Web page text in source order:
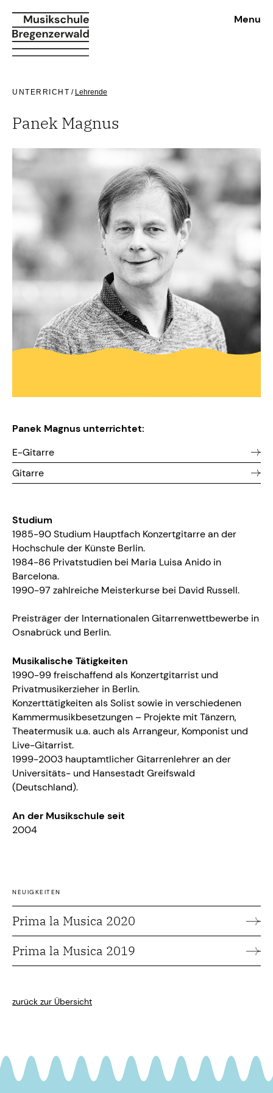
Menu
UNTERRICHT / Lehrende
Panek Magnus
Panek Magnus unterrichtet:
E-Gitarre
Gitarre
Studium
1985-90 Studium Hauptfach Konzertgitarre an der
Hochschule der Künste Berlin.
1984-86 Privatstudien bei Maria Luisa Anido in
Barcelona.
1990-97 zahlreiche Meisterkurse bei David Russell.
Preisträger der Internationalen Gitarrenwettbewerbe in
Osnabrück und Berlin.
Musikalische Tätigkeiten
1990-99 freischaffend als Konzertgitarrist und
Privatmusikerzieher in Berlin.
Konzerttätigkeiten als Solist sowie in verschiedenen
Kammermusikbesetzungen – Projekte mit Tänzern,
Theatermusik u.a. auch als Arrangeur, Komponist und
Live-Gitarrist.
1999-2003 hauptamtlicher Gitarrenlehrer an der
Universitäts- und Hansestadt Greifswald
(Deutschland).
An der Musikschule seit
2004
NEUIGKEITEN
Prima la Musica 2020
Prima la Musica 2019
zurück zur Übersicht